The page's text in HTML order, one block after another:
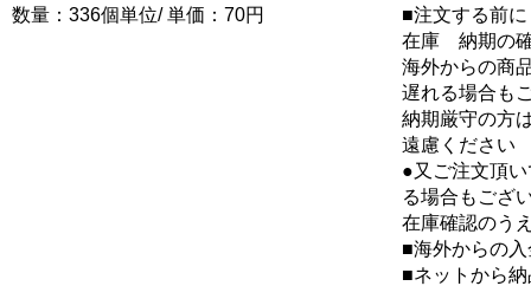
数量：336個単位/ 単価：70円
■注文する前に
在庫 納期の
海外からの商
遅れる場合も
納期厳守の方
遠慮ください
●又ご注文頂
る場合もござ
在庫確認のう
■海外からの
■ネットから